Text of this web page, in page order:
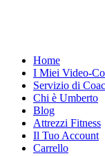
Home
I Miei Video-
Servizio di
Chi è Umberto
Blog
Attrezzi Fitness
Il Tuo Account
Carrello